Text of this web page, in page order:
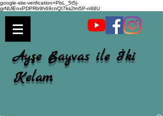
google-site-verification=PbL_5t5j-
grNUlEnxPDPRb9h69cnQI7ks2lm5P-n88U
Ayşe Bayvas ile İki
Kelam